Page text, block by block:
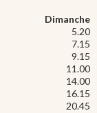
Dimanche
5.20
7.15
9.15
11.00
14.00
16.15
20.45